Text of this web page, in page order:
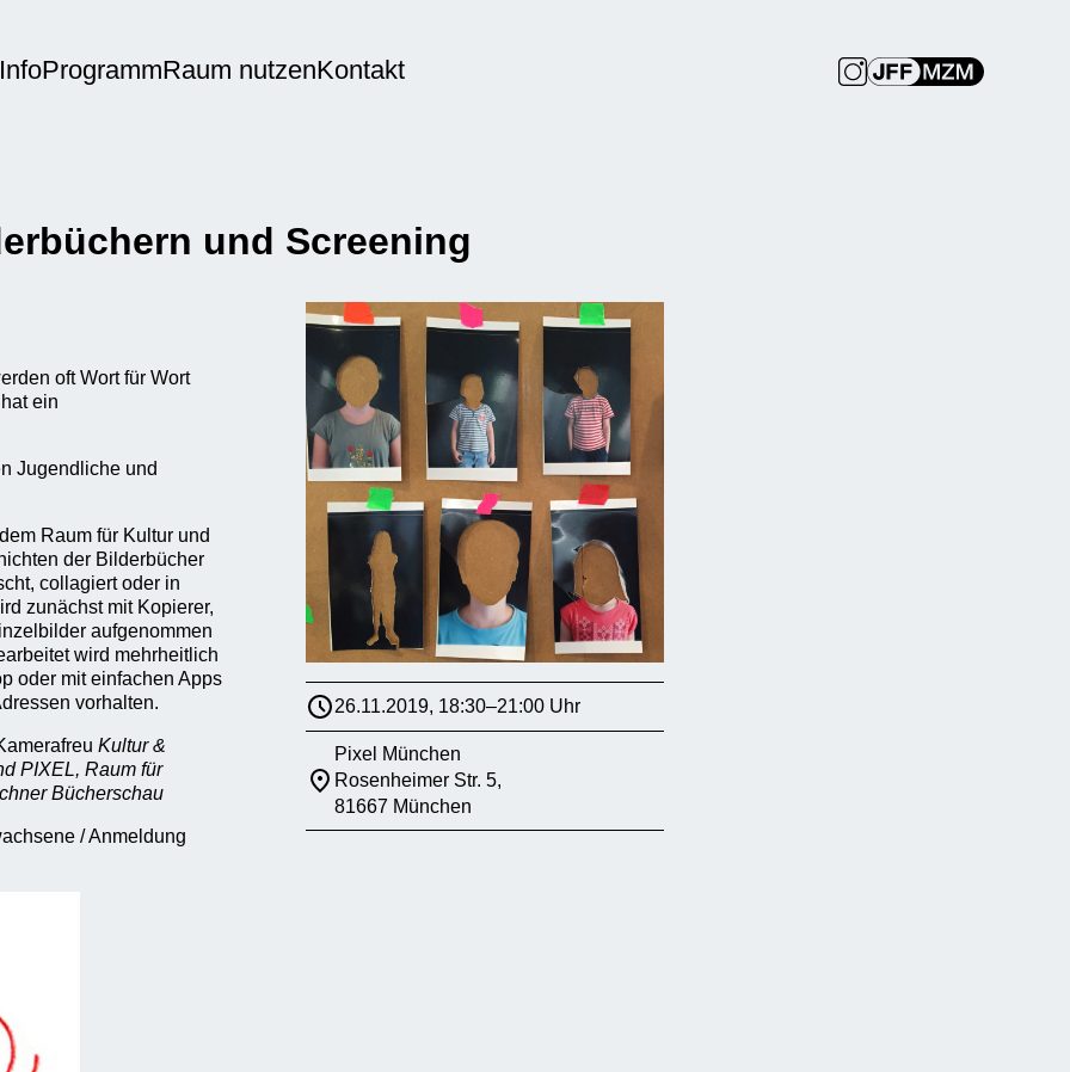
InfoProgrammRaum nutzenKontakt
und Screening
oft Wort für Wort
ein
Jugendliche und
Raum für Kultur und
der Bilderbücher
collagiert oder in
zunächst mit Kopierer,
aufgenommen
wird mehrheitlich
oder mit einfachen Apps
vorhalten.
Kultur &
PIXEL, Raum für
Bücherschau
/ Anmeldung
26.11.2019, 18:30–21:00 Uhr
Pixel München
Rosenheimer Str. 5,
81667 München